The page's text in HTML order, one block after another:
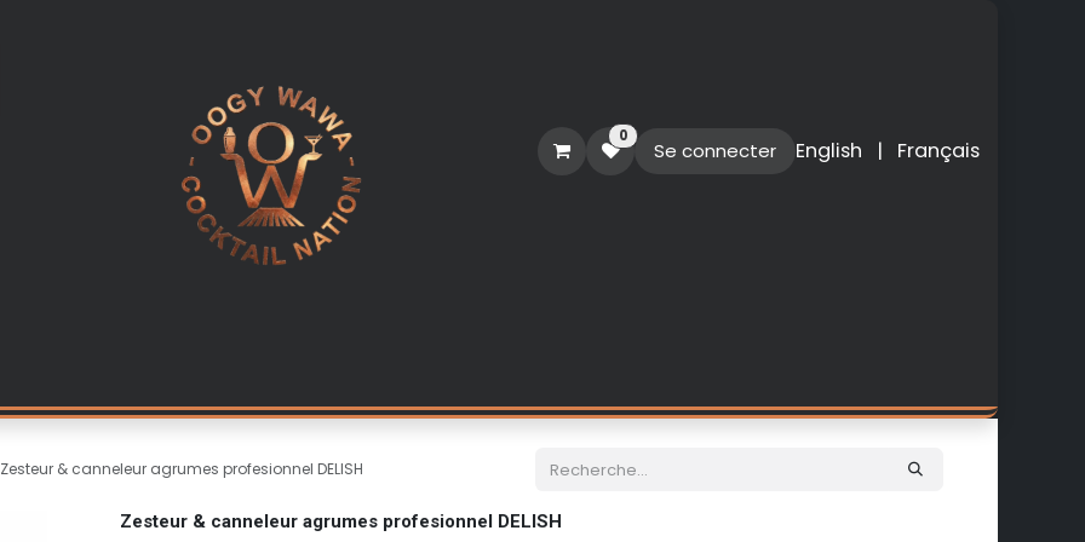
0
Se connecter English | Français
Zesteur & canneleur agrumes profesionnel DELISH
Zesteur & canneleur agrumes profesionnel DELISH